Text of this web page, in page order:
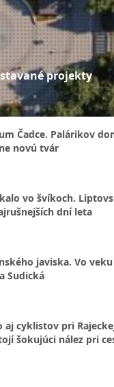
projekty
Čadce. Palárikov
novú tvár
vo švíkoch.
dní leta
javiska. Vo veku
Sudická
aj cyklistov pri
šokujúci nález pri